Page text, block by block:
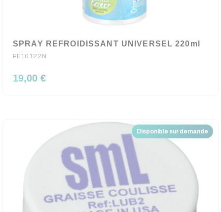
SPRAY REFROIDISSANT UNIVERSEL 220ml
PE10122N
19,00 €
Disponible sur demande